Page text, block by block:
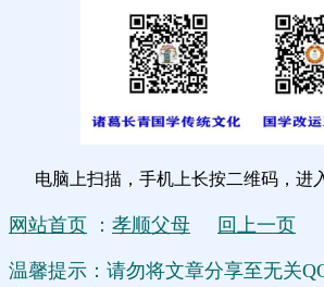
电脑上扫描，手机上长按二维码，进
网站首页 ： 孝顺父母 回上一页
温馨提示：请勿将文章分享至无关